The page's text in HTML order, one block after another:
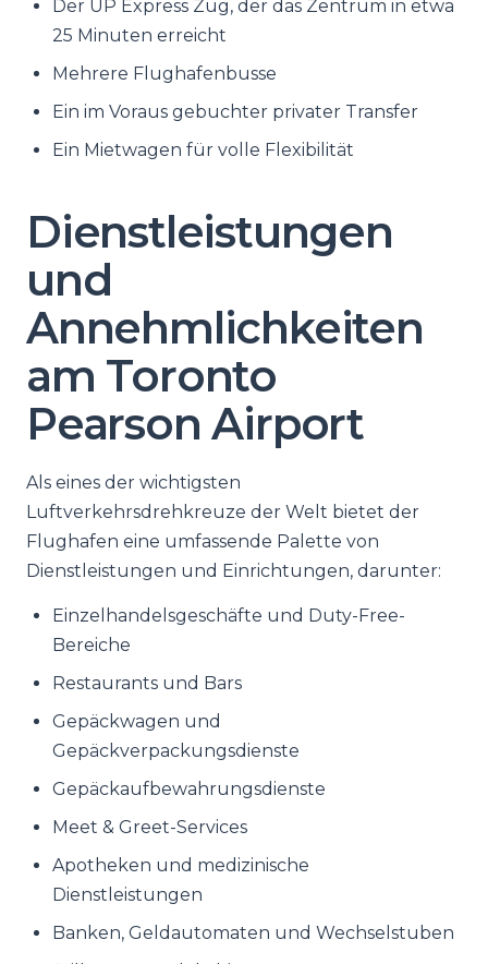
Der UP Express Zug, der das Zentrum in etwa
25 Minuten erreicht
Mehrere Flughafenbusse
Ein im Voraus gebuchter privater Transfer
Ein Mietwagen für volle Flexibilität
Dienstleistungen
und
Annehmlichkeiten
am Toronto
Pearson Airport
Als eines der wichtigsten
Luftverkehrsdrehkreuze der Welt bietet der
Flughafen eine umfassende Palette von
Dienstleistungen und Einrichtungen, darunter:
Einzelhandelsgeschäfte und Duty-Free-
Bereiche
Restaurants und Bars
Gepäckwagen und
Gepäckverpackungsdienste
Gepäckaufbewahrungsdienste
Meet & Greet-Services
Apotheken und medizinische
Dienstleistungen
Banken, Geldautomaten und Wechselstuben